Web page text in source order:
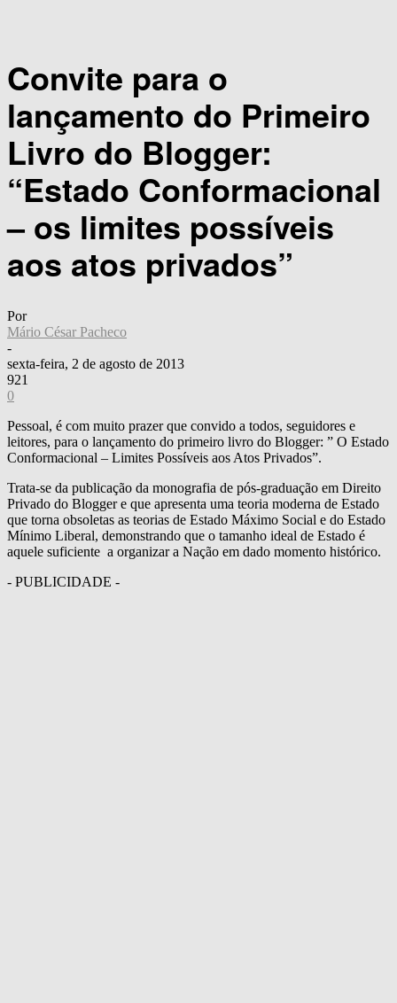
Convite para o
lançamento do Primeiro
Livro do Blogger:
“Estado Conformacional
– os limites possíveis
aos atos privados”
Por
Mário César Pacheco
-
sexta-feira, 2 de agosto de 2013
921
0
Pessoal, é com muito prazer que convido a todos, seguidores e
leitores, para o lançamento do primeiro livro do Blogger: ” O Estado
Conformacional – Limites Possíveis aos Atos Privados”.
Trata-se da publicação da monografia de pós-graduação em Direito
Privado do Blogger e que apresenta uma teoria moderna de Estado
que torna obsoletas as teorias de Estado Máximo Social e do Estado
Mínimo Liberal, demonstrando que o tamanho ideal de Estado é
aquele suficiente a organizar a Nação em dado momento histórico.
- PUBLICIDADE -